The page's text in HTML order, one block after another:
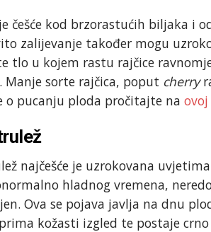
češće kod brzorastućih biljaka i
zalijevanje također mogu
tlo u kojem rastu rajčice
Manje sorte rajčica, poput cherry
o pucanju ploda pročitajte na
najčešće je uzrokovana
hladnog vremena,
Ova se pojava javlja na dnu
kožasti izgled te postaje